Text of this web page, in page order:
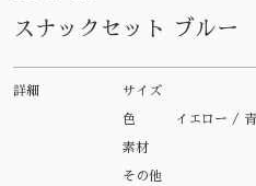
スナックセット ブルー
詳細 サイズ
色 イエロー / 青
素材
その他